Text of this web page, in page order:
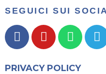
SEGUICI SUI
PRIVACY POLICY